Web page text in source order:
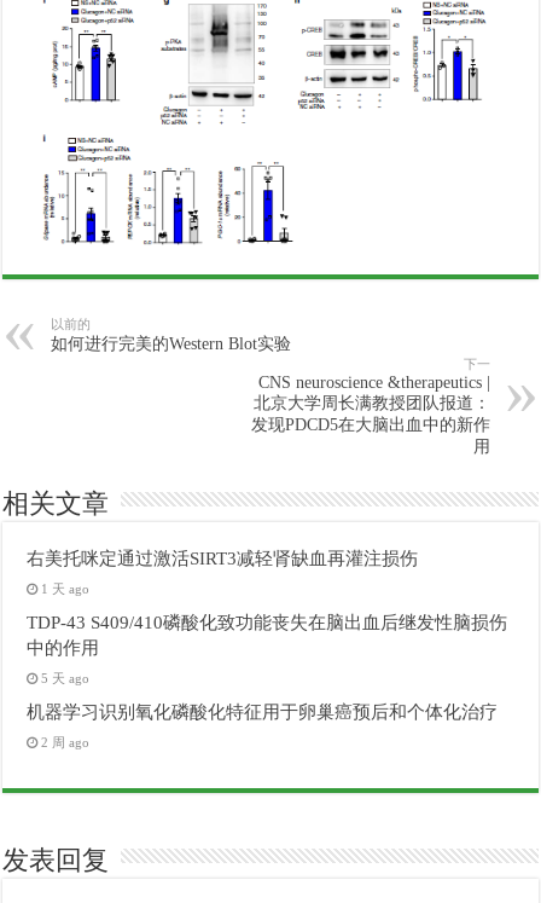
以前的
如何进行完美的Western Blot实验
下一
CNS neuroscience &therapeutics |
北京大学周长满教授团队报道：
发现PDCD5在大脑出血中的新作
用
相关文章
右美托咪定通过激活SIRT3减轻肾缺血再灌注损伤
1 天 ago
TDP-43 S409/410磷酸化致功能丧失在脑出血后继发性脑损伤
中的作用
5 天 ago
机器学习识别氧化磷酸化特征用于卵巢癌预后和个体化治疗
2 周 ago
发表回复